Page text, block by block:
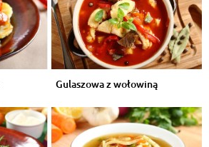
Gulaszowa z wołowiną